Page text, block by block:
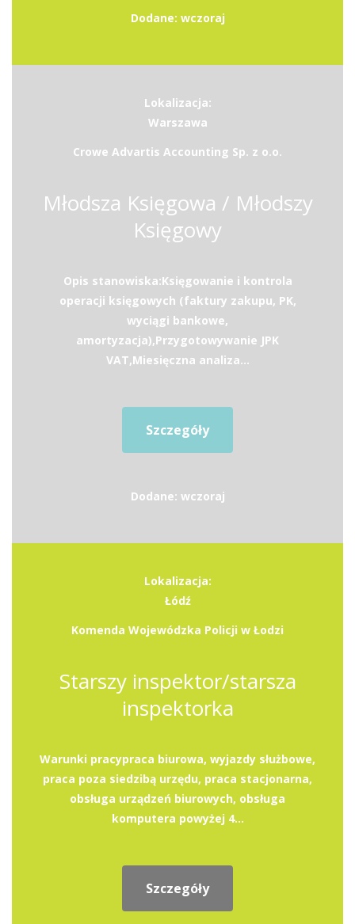
Dodane: wczoraj
Lokalizacja:
Warszawa
Crowe Advartis Accounting Sp. z o.o.
Młodsza Księgowa / Młodszy
Księgowy
Opis stanowiska:Księgowanie i kontrola
operacji księgowych (faktury zakupu, PK,
wyciągi bankowe,
amortyzacja),Przygotowywanie JPK
VAT,Miesięczna analiza...
Szczegóły
Dodane: wczoraj
Lokalizacja:
Łódź
Komenda Wojewódzka Policji w Łodzi
Starszy inspektor/starsza
inspektorka
Warunki pracypraca biurowa, wyjazdy służbowe,
praca poza siedzibą urzędu, praca stacjonarna,
obsługa urządzeń biurowych, obsługa
komputera powyżej 4...
Szczegóły